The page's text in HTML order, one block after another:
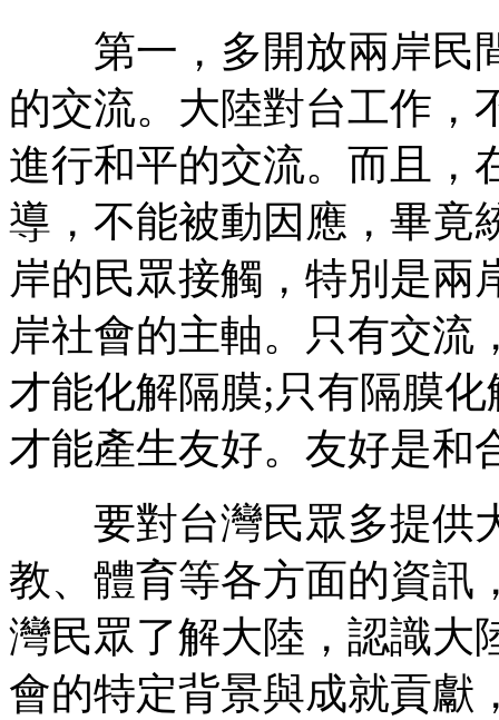
第一，多開放兩岸民
的交流。大陸對台工作，
進行和平的交流。而且，
導，不能被動因應，畢竟
岸的民眾接觸，特別是兩
岸社會的主軸。只有交流
才能化解隔膜;只有隔膜
才能產生友好。友好是和
要對台灣民眾多提供
教、體育等各方面的資訊
灣民眾了解大陸，認識大
會的特定背景與成就貢獻